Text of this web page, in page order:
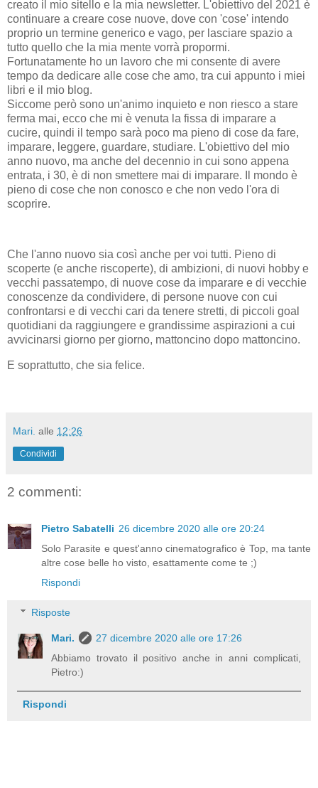
creato il mio sitello e la mia newsletter. L'obiettivo del 2021 è
continuare a creare cose nuove, dove con 'cose' intendo
proprio un termine generico e vago, per lasciare spazio a
tutto quello che la mia mente vorrà propormi.
Fortunatamente ho un lavoro che mi consente di avere
tempo da dedicare alle cose che amo, tra cui appunto i miei
libri e il mio blog.
Siccome però sono un'animo inquieto e non riesco a stare
ferma mai, ecco che mi è venuta la fissa di imparare a
cucire, quindi il tempo sarà poco ma pieno di cose da fare,
imparare, leggere, guardare, studiare. L'obiettivo del mio
anno nuovo, ma anche del decennio in cui sono appena
entrata, i 30, è di non smettere mai di imparare. Il mondo è
pieno di cose che non conosco e che non vedo l'ora di
scoprire.
Che l'anno nuovo sia così anche per voi tutti. Pieno di
scoperte (e anche riscoperte), di ambizioni, di nuovi hobby e
vecchi passatempo, di nuove cose da imparare e di vecchie
conoscenze da condividere, di persone nuove con cui
confrontarsi e di vecchi cari da tenere stretti, di piccoli goal
quotidiani da raggiungere e grandissime aspirazioni a cui
avvicinarsi giorno per giorno, mattoncino dopo mattoncino.
E soprattutto, che sia felice.
Mari. alle 12:26
Condividi
2 commenti:
Pietro Sabatelli 26 dicembre 2020 alle ore 20:24
Solo Parasite e quest'anno cinematografico è Top, ma tante
altre cose belle ho visto, esattamente come te ;)
Rispondi
Risposte
Mari.
27 dicembre 2020 alle ore 17:26
Abbiamo trovato il positivo anche in anni complicati,
Pietro:)
Rispondi